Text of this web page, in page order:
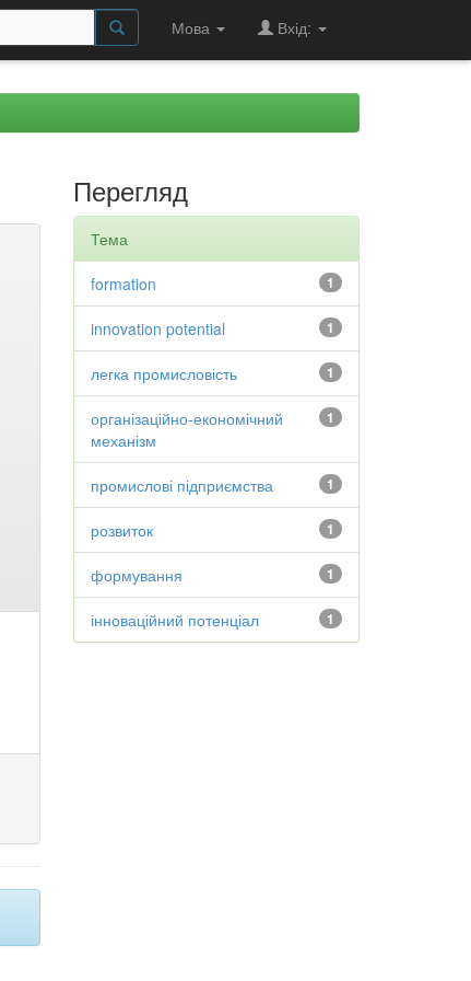
Мова Вхід:
Перегляд
Тема
1
formation
1
innovation potential
1
легка промисловість
1
організаційно-економічний
механізм
1
промислові підприємства
1
розвиток
1
формування
1
інноваційний потенціал